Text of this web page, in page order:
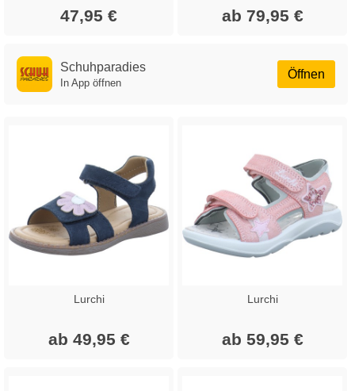
47,95 € ab 79,95 €
Öffnen
Schuhparadies
In App öffnen
Lurchi
ab 49,95 €
Lurchi
ab 59,95 €